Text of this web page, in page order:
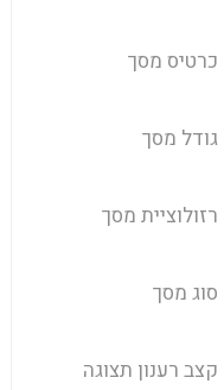
כרטיס מסך
גודל מסך
רזולוציית מסך
סוג מסך
קצב רענון תצוגה